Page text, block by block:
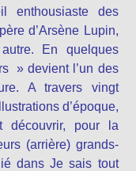
enthousiaste des
d’Arsène Lupin,
En quelques
» devient l’un des
A travers vingt
d’époque,
découvrir, pour la
(arrière) grands-
dans Je sais tout